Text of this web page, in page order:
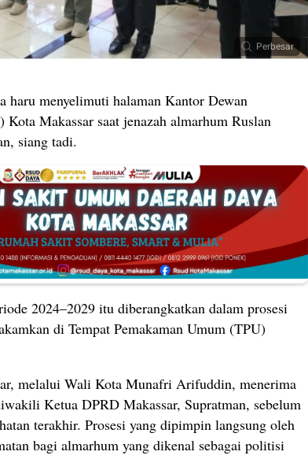
Perbesar
haru menyelimuti halaman Kantor Dewan
Makassar saat jenazah almarhum Ruslan
siang tadi.
2024–2029 itu diberangkatkan dalam prosesi
di Tempat Pemakaman Umum (TPU)
melalui Wali Kota Munafri Arifuddin, menerima
Ketua DPRD Makassar, Supratman, sebelum
terakhir. Prosesi yang dipimpin langsung oleh
bagi almarhum yang dikenal sebagai politisi